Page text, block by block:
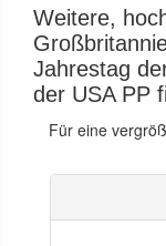
Weitere,
Jahrestag
der USA PP
Für eine